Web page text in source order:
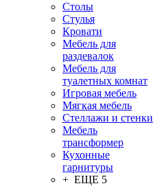
Столы
Cтулья
Кровати
Мебель для
раздевалок
Мебель для
туалетных комнат
Игровая мебель
Мягкая мебель
Стеллажи и стенки
Мебель
трансформер
Кухонные
гарнитуры
+ ЕЩЕ 5